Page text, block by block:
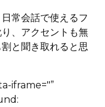
常会話で使えるフ
、アクセントも無
と聞き取れると思
iframe="”